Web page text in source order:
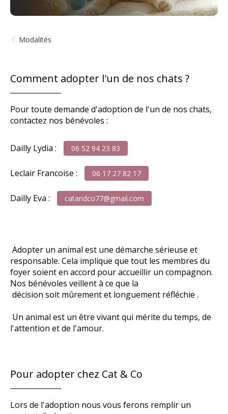
Modalités
Comment adopter l'un de nos chats ?
Pour toute demande d'adoption de l'un de nos chats,
contactez nos bénévoles :
Dailly Lydia : 06 52 94 23 83
Leclair Francoise : 06 17 27 82 17
Dailly Eva : catandco77@gmail.com
Adopter un animal est une démarche sérieuse et
responsable. Cela implique que tout les membres du
foyer soient en accord pour accueillir un compagnon.
Nos bénévoles veillent à ce que la
décision soit mûrement et longuement réfléchie .
Un animal est un être vivant qui mérite du temps, de
l'attention et de l'amour.
Pour adopter chez Cat & Co
Lors de l'adoption nous vous ferons remplir un